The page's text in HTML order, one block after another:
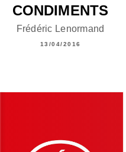
CONDIMENTS
Frédéric Lenormand
13/04/2016